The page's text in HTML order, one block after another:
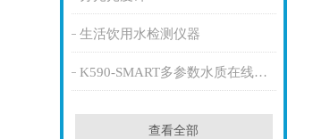
生活饮用水检测仪器
K590-SMART多参数水质在线监测仪
查看全部